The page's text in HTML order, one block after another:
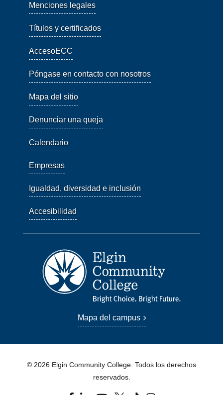
Menciones legales
Títulos y certificados
AccesoECC
Póngase en contacto con nosotros
Mapa del sitio
Denunciar una queja
Calendario
Empresas
Igualdad, diversidad e inclusión
Accesibilidad
Mapa del campus
© 2026 Elgin Community College. Todos los derechos
reservados.